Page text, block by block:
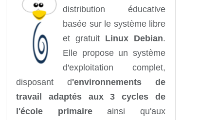
distribution éducative
basée sur le système libre
et gratuit Linux Debian.
Elle propose un système
d'exploitation complet,
disposant d'environnements de
travail adaptés aux 3 cycles de
l'école primaireainsi qu'aux